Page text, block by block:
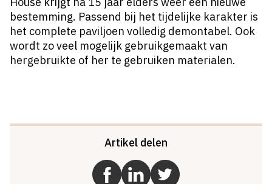
bestemming. Passend bij het tijdelijke karakter is
het complete paviljoen volledig demontabel. Ook
wordt zo veel mogelijk gebruikgemaakt van
hergebruikte of her te gebruiken materialen.
Artikel delen